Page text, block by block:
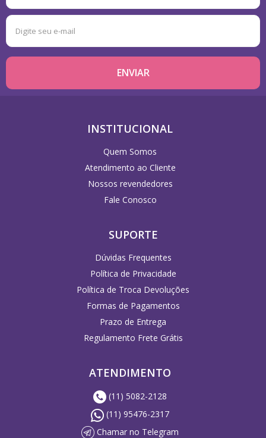
INSTITUCIONAL
Quem Somos
Atendimento ao Cliente
Nossos revendedores
Fale Conosco
SUPORTE
Dúvidas Frequentes
Política de Privacidade
Política de Troca Devoluções
Formas de Pagamentos
Prazo de Entrega
Regulamento Frete Grátis
ATENDIMENTO
(11) 5082-2128
(11) 95476-2317
Chamar no Telegram